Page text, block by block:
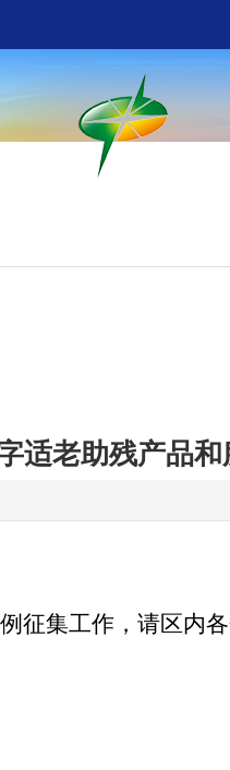
适老助残产品
征集工作，请区内